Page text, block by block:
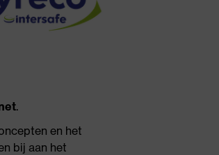
.
en het
bij aan het